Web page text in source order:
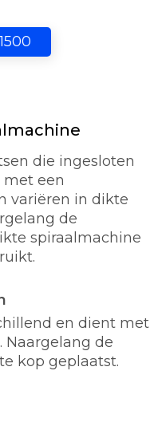
die ingesloten
een
variëren in dikte
de
spiraalmachine
en dient met
Naargelang de
kop geplaatst.